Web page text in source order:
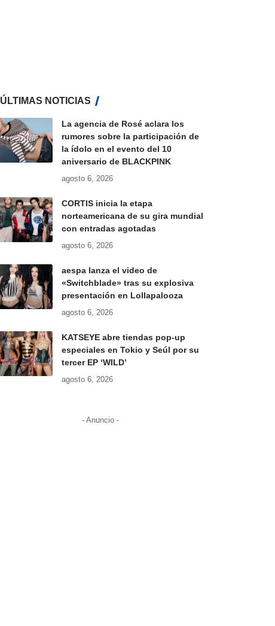
ÚLTIMAS NOTICIAS
La agencia de Rosé aclara los
rumores sobre la participación de
la ídolo en el evento del 10
aniversario de BLACKPINK
agosto 6, 2026
CORTIS inicia la etapa
norteamericana de su gira mundial
con entradas agotadas
agosto 6, 2026
aespa lanza el video de
«Switchblade» tras su explosiva
presentación en Lollapalooza
agosto 6, 2026
KATSEYE abre tiendas pop-up
especiales en Tokio y Seúl por su
tercer EP ‘WILD’
agosto 6, 2026
- Anuncio -